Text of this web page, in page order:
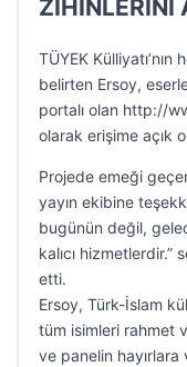
ZİHİNLERİNİ
TÜYEK
belirten Ersoy,
portalı olan http://
olarak erişime açık
Projede emeği
yayın ekibine
bugünün değil,
kalıcı
etti.
Ersoy, Türk-İslam
tüm isimleri rahmet
ve panelin hayırlara